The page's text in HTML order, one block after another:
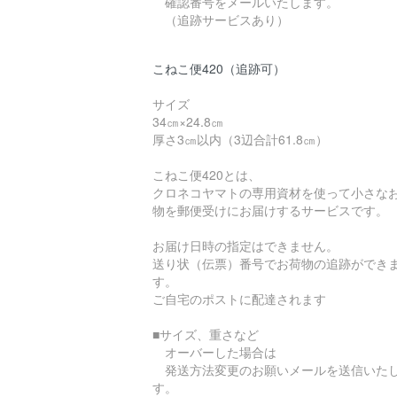
（追跡サービスあり）
こねこ便420（追跡可）
サイズ
34㎝×24.8㎝
厚さ3㎝以内（3辺合計61.8㎝）
こねこ便420とは、
クロネコヤマトの専用資材を使って小さな
物を郵便受けにお届けするサービスです。
お届け日時の指定はできません。
送り状（伝票）番号でお荷物の追跡ができま
す。
ご自宅のポストに配達されます
■サイズ、重さなど
オーバーした場合は
発送方法変更のお願いメールを送信いた
す。